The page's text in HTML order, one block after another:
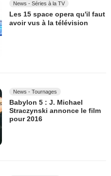
News - Séries à la TV
Les 15 space opera qu'il faut
avoir vus à la télévision
News - Tournages
Babylon 5 : J. Michael
Straczynski annonce le film
pour 2016